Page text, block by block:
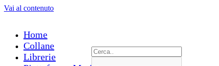
Vai al contenuto
Home
Collane
Librerie